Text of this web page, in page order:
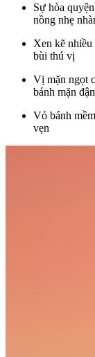
Sự hòa
nồng nhẹ
Xen kẽ nhiều
bùi thú vị
Vị mặn ngọt
bánh mặn
Vỏ bánh
vẹn